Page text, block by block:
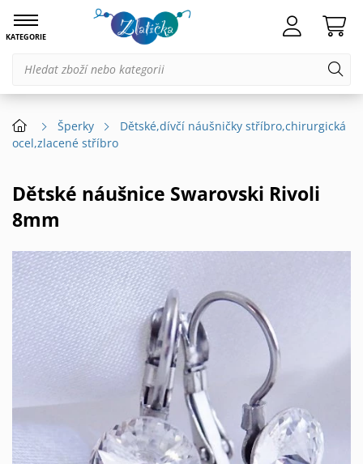
KATEGORIE
Šperky
Dětské,dívčí náušničky stříbro,chirurgická
ocel,zlacené stříbro
Dětské náušnice Swarovski Rivoli
8mm